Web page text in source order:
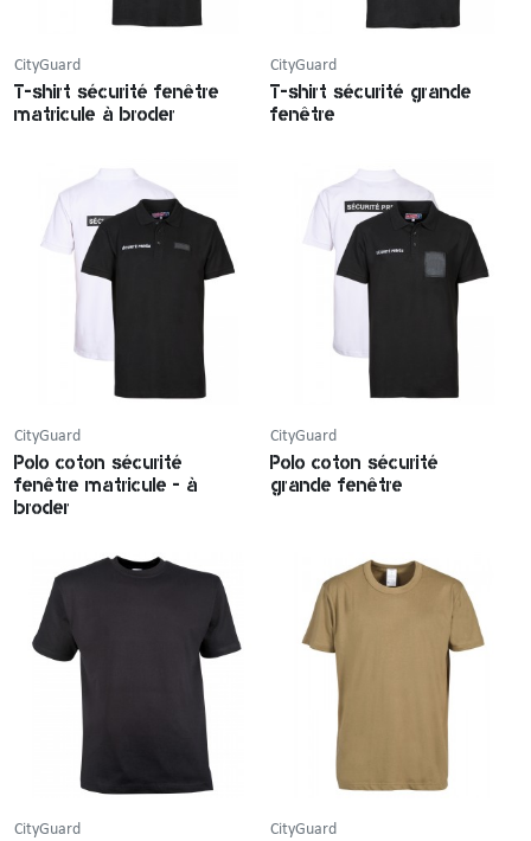
CityGuard
T-shirt sécurité fenêtre
matricule à broder
CityGuard
T-shirt sécurité grande
fenêtre
CityGuard
Polo coton sécurité
fenêtre matricule - à
broder
CityGuard
Polo coton sécurité
grande fenêtre
CityGuard CityGuard